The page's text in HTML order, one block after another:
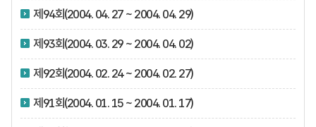
제94회(2004. 04. 27 ~ 2004. 04. 29)
제93회(2004. 03. 29 ~ 2004. 04. 02)
제92회(2004. 02. 24 ~ 2004. 02. 27)
제91회(2004. 01. 15 ~ 2004. 01. 17)